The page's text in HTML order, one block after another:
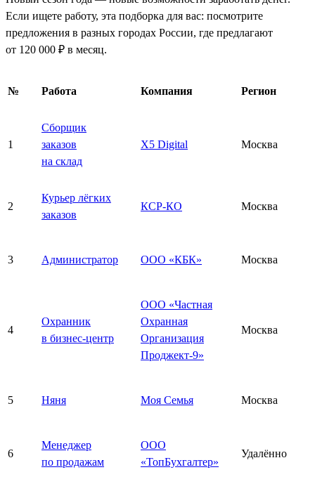
Если ищете работу, эта подборка для вас: посмотрите
предложения в разных городах России, где предлагают
от 120 000 ₽ в месяц.
№ Работа Компания Регион
1
Сборщик
заказов
на склад
X5 Digital Москва
2
Курьер лёгких
заказов
КСР-КО Москва
3 Администратор ООО «КБК» Москва
4
Охранник
в бизнес-центр
ООО «Частная
Охранная
Организация
Проджект-9»
Москва
5 Няня Моя Семья Москва
6
Менеджер
по продажам
ООО
«ТопБухгалтер»
Удалённо